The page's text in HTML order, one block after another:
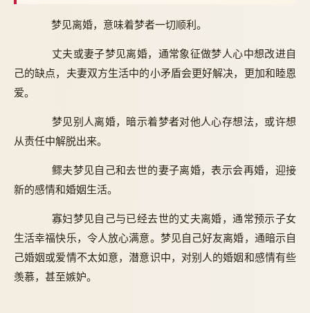
梦见离婚，意味着梦者一切顺利。
丈夫或妻子梦见离婚，通常象征做梦人心中想改进自
己的缺点，夫妻双方生活中的小矛盾会更好解决，更加和睦恩
爱。
梦见别人离婚，暗示着梦者对他人心存想法，或许想
从责任中解脱出来。
鳏夫梦见自己和去世的妻子离婚，表示会再婚，迎接
新的感情和婚姻生活。
寡妇梦见自己与已经去世的丈夫离婚，通常预示子女
生活幸福快乐，令人放心满意。梦见自己好友离婚，通暗示自
己婚姻或爱情不太如意，潜意识中，对别人的婚姻和感情有些
羡慕，甚至嫉妒。